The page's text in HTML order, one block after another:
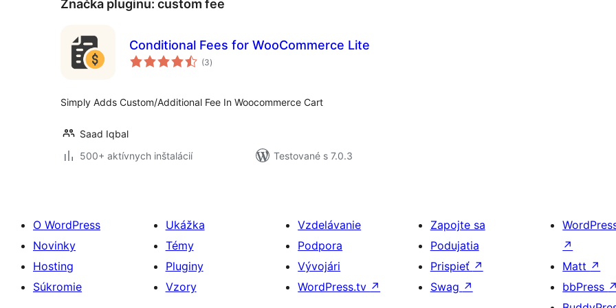
Značka pluginu: custom fee
Conditional Fees for WooCommerce Lite
(3celkové
hodnotenie
)
Simply Adds Custom/Additional Fee In Woocommerce Cart
Saad Iqbal
500+ aktívnych inštalácií
Testované s 7.0.3
O WordPress
Novinky
Hosting
Súkromie
Ukážka
Témy
Pluginy
Vzory
Vzdelávanie
Podpora
Vývojári
WordPress.tv ↗
Zapojte sa
Podujatia
Prispieť ↗
Swag ↗
↗
Matt ↗
bbPress ↗